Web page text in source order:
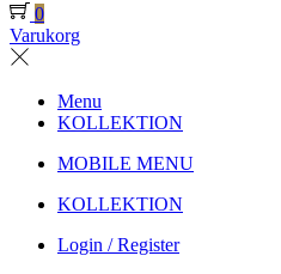
0
Varukorg
Menu
KOLLEKTION
MOBILE MENU
KOLLEKTION
Login / Register